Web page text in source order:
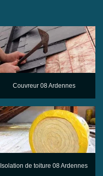
Couvreur 08 Ardennes
Isolation de toiture 08 Ardennes